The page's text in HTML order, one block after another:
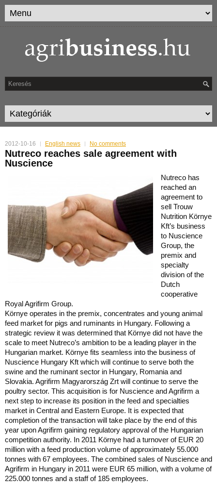
2012-10-16 English news No comments
Nutreco reaches sale agreement with
Nuscience
Nutreco has
reached an
agreement to
sell Trouw
Nutrition Környe
Kft’s business
to Nuscience
Group, the
premix and
specialty
division of the
Dutch
cooperative
Royal Agrifirm Group.
Környe operates in the premix, concentrates and young animal
feed market for pigs and ruminants in Hungary. Following a
strategic review it was determined that Környe did not have the
scale to meet Nutreco’s ambition to be a leading player in the
Hungarian market. Környe fits seamless into the business of
Nuscience Hungary Kft which will continue to serve both the
swine and the ruminant sector in Hungary, Romania and
Slovakia. Agrifirm Magyarország Zrt will continue to serve the
poultry sector. This acquisition is for Nuscience and Agrifirm a
next step to increase its position in the feed and specialties
market in Central and Eastern Europe. It is expected that
completion of the transaction will take place by the end of this
year upon Agrifirm gaining regulatory approval of the Hungarian
competition authority. In 2011 Környe had a turnover of EUR 20
million with a feed production volume of approximately 55.000
tonnes with 67 employees. The combined sales of Nuscience and
Agrifirm in Hungary in 2011 were EUR 65 million, with a volume of
225.000 tonnes and a staff of 185 employees.